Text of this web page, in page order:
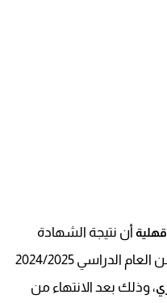
أن نتيجة الشهادة
الإعدادية للفصل الدراسي الثاني من العام الدراسي 2024/2025
، وذلك بعد الانتهاء من